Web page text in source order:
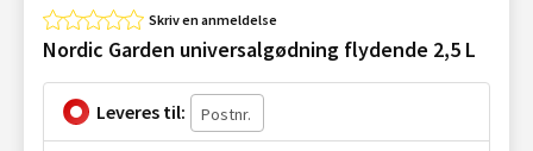
Skriv en anmeldelse
Nordic Garden universalgødning flydende 2,5 L
Leveres til: